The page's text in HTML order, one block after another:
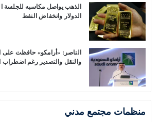
الذهب يواصل مكاسبه للجلسة
الدولار وانخفاض النفط
الناصر: «أرامكو» حافظت على
والنقل والتصدير رغم اضطراب
منظمات مجتمع مدني